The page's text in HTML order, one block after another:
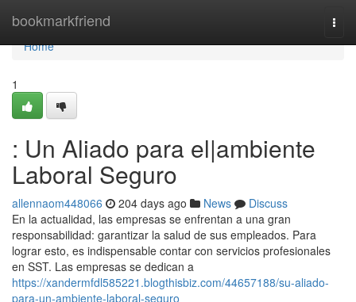
bookmarkfriend
Home
Home
1
: Un Aliado para el|ambiente
Laboral Seguro
allennaom448066 204 days ago News
Discuss
En la actualidad, las empresas se enfrentan a una gran
responsabilidad: garantizar la salud de sus empleados. Para
lograr esto, es indispensable contar con servicios profesionales
en SST. Las empresas se dedican a
https://xandermfdl585221.blogthisbiz.com/44657188/su-aliado-
para-un-ambiente-laboral-seguro